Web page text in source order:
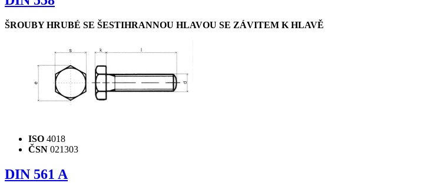
ŠROUBY HRUBÉ SE ŠESTIHRANNOU HLAVOU SE ZÁVITEM K HLAVĚ
ISO 4018
ČSN 021303
DIN 561 A